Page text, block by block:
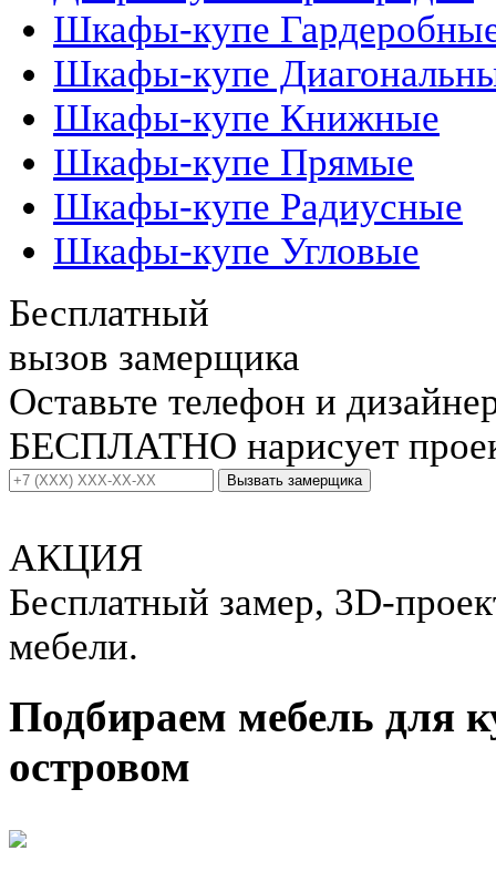
Шкафы-купе
Шкафы-купе
Шкафы-купе Книжные
Шкафы-купе Прямые
Шкафы-купе Радиусные
Шкафы-купе Угловые
Бесплатный
вызов замерщика
Оставьте телефон и
БЕСПЛАТНО нарисует
Вызвать замерщика
АКЦИЯ
Бесплатный замер, 3D-
мебели.
Подбираем мебель для
островом